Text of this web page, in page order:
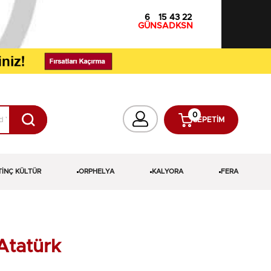
6
GÜN
15
SA
43
DK
21
SN
SEPETIM
0
KÜLTÜR ORPHELYA KALYORA FERA